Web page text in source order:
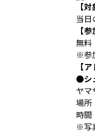
【
当日
【
無料
※参
【
●シ
ヤマ
場
時
※写